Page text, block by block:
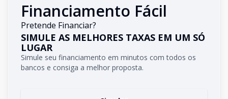
Financiamento Fácil
Pretende Financiar?
SIMULE AS MELHORES TAXAS EM UM SÓ
LUGAR
Simule seu financiamento em minutos com todos os
bancos e consiga a melhor proposta.